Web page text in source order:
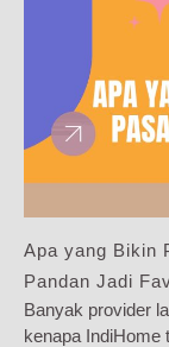
Apa yang Bikin
Pandan Jadi
Banyak provider
kenapa IndiHome